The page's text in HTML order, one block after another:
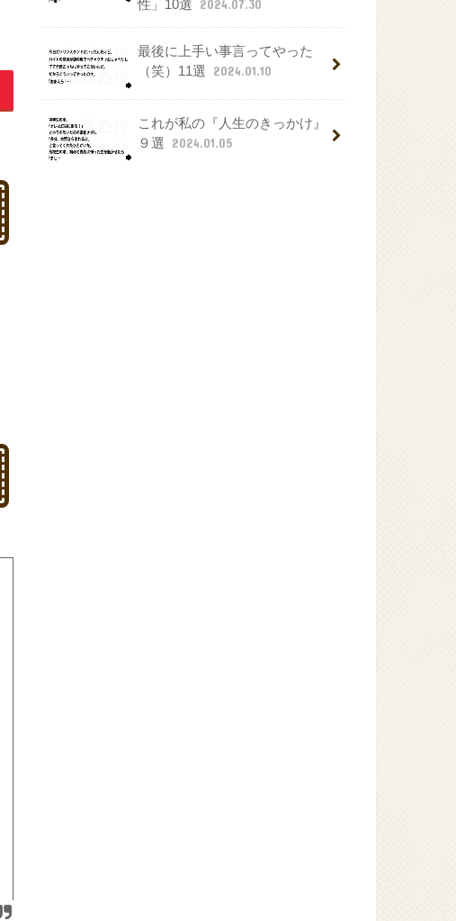
性」10選 2024.07.30
最後に上手い事言ってやった
（笑）11選
2024.01.10
これが私の『人生のきっかけ』
９選
2024.01.05